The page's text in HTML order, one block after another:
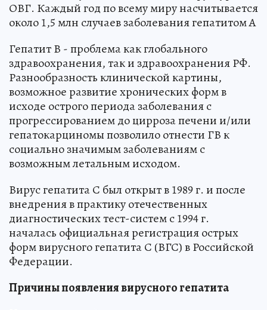
ОВГ. Каждый год по всему миру насчитывается
около 1,5 млн случаев заболевания гепатитом А
Гепатит В - проблема как глобального
здравоохранения, так и здравоохранения РФ.
Разнообразность клинической картины,
возможное развитие хронических форм в
исходе острого периода заболевания с
прогрессированием до цирроза печени и/или
гепатокарциномы позволило отнести ГВ к
социально значимым заболеваниям с
возможным летальным исходом.
Вирус гепатита С был открыт в 1989 г. и после
внедрения в практику отечественных
диагностических тест-систем с 1994 г.
началась официальная регистрация острых
форм вирусного гепатита С (ВГС) в Российской
Федерации.
Причины появления вирусного гепатита